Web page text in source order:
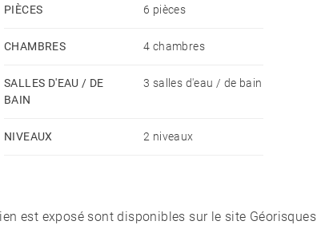
PIÈCES 6 pièces
CHAMBRES 4 chambres
SALLES D'EAU / DE
BAIN
3 salles d'eau / de bain
NIVEAUX 2 niveaux
est exposé sont disponibles sur le site Géorisques